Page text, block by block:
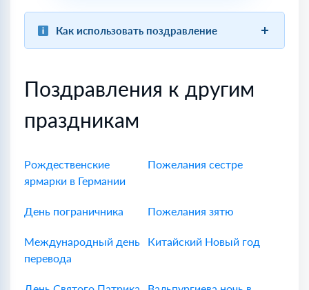
Как использовать поздравление
Поздравления к другим
праздникам
Рождественские
ярмарки в Германии
Пожелания сестре
День пограничника Пожелания зятю
Международный день
перевода
Китайский Новый год